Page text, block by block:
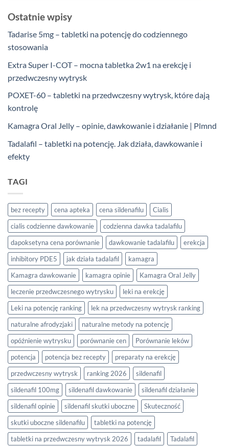
Ostatnie wpisy
Tadarise 5mg – tabletki na potencję do codziennego
stosowania
Extra Super I-COT – mocna tabletka 2w1 na erekcję i
przedwczesny wytrysk
POXET-60 – tabletki na przedwczesny wytrysk, które dają
kontrolę
Kamagra Oral Jelly – opinie, dawkowanie i działanie | Plmnd
Tadalafil – tabletki na potencję. Jak działa, dawkowanie i
efekty
TAGI
bez recepty cena apteka cena sildenafilu
Cialis
cialis codzienne dawkowanie
codzienna dawka tadalafilu
dapoksetyna cena porównanie
dawkowanie tadalafilu
erekcja
inhibitory PDE5
jak działa tadalafil
kamagra
Kamagra dawkowanie
kamagra opinie
Kamagra Oral Jelly
leczenie przedwczesnego wytrysku
leki na erekcję
Leki na potencję ranking
lek na przedwczesny wytrysk ranking
naturalne afrodyzjaki
naturalne metody na potencję
opóźnienie wytrysku
porównanie cen
Porównanie leków
potencja
potencja bez recepty
preparaty na erekcję
przedwczesny wytrysk
ranking 2026
sildenafil
sildenafil 100mg
sildenafil dawkowanie
sildenafil działanie
sildenafil opinie
sildenafil skutki uboczne
Skuteczność
skutki uboczne sildenafilu
tabletki na potencję
tabletki na przedwczesny wytrysk 2026
tadalafil Tadalafil